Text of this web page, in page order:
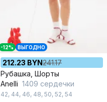
-12% ВЫГОДНО
212.23 BYN241.17
Рубашка, Шорты
Anelli 1409 сердечки
42, 44, 46, 48, 50, 52, 54